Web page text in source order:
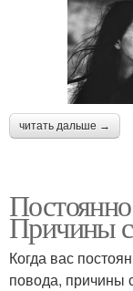
читать дальше →
Причины
Когда вас
повода, причины